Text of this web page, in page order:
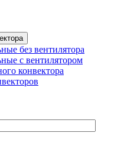
без вентилятора
с вентилятором
конвектора